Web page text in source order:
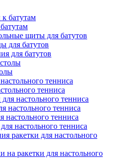
щиты для батутов
для батутов
для батутов
тенниса
настольного тенниса
настольного тенниса
настольного тенниса
ракетки для настольного
на ракетки для настольного